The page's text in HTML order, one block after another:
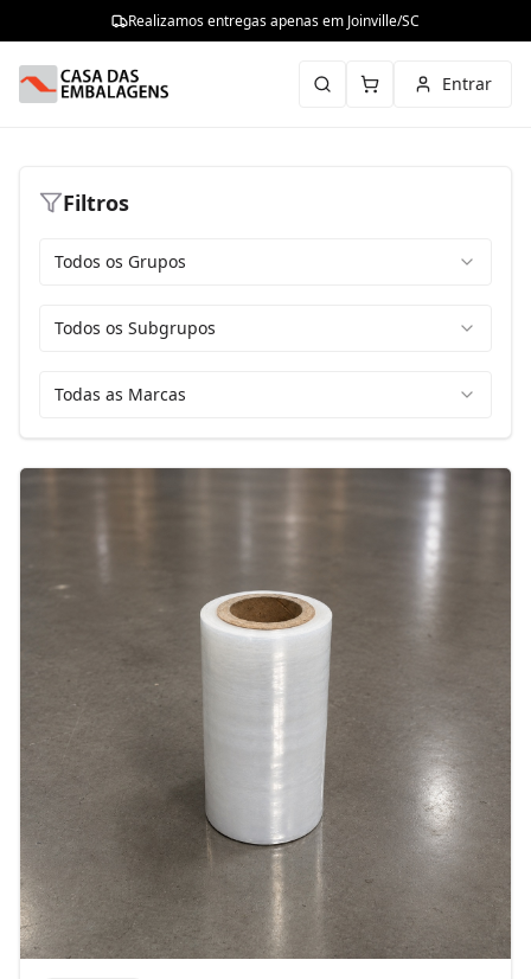
Realizamos entregas apenas em Joinville/SC
Entrar
Filtros
Todos os Grupos
Todos os Subgrupos
Todas as Marcas